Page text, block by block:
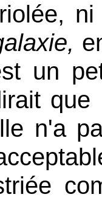
un
n'a